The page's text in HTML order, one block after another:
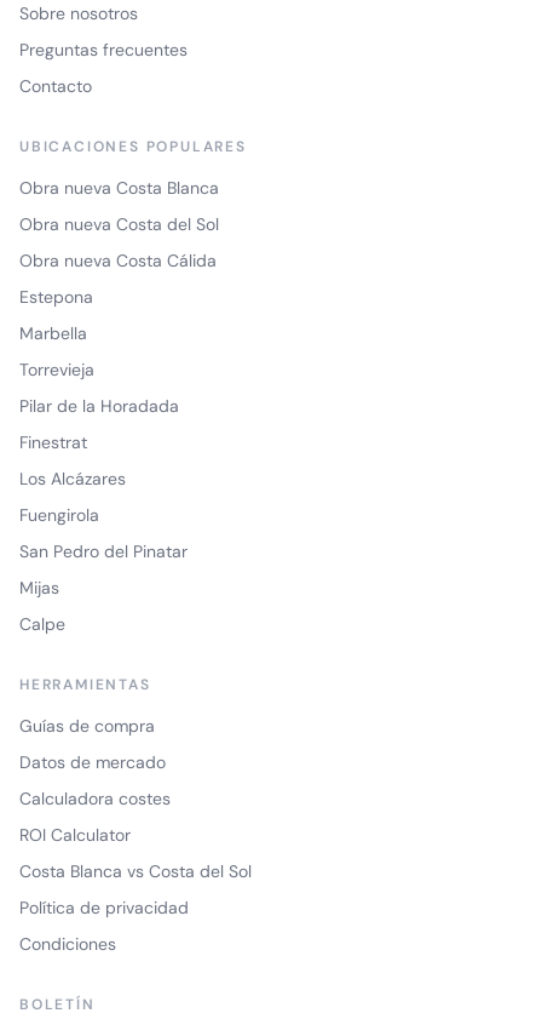
Sobre nosotros
Preguntas frecuentes
Contacto
UBICACIONES POPULARES
Obra nueva Costa Blanca
Obra nueva Costa del Sol
Obra nueva Costa Cálida
Estepona
Marbella
Torrevieja
Pilar de la Horadada
Finestrat
Los Alcázares
Fuengirola
San Pedro del Pinatar
Mijas
Calpe
HERRAMIENTAS
Guías de compra
Datos de mercado
Calculadora costes
ROI Calculator
Costa Blanca vs Costa del Sol
Política de privacidad
Condiciones
BOLETÍN